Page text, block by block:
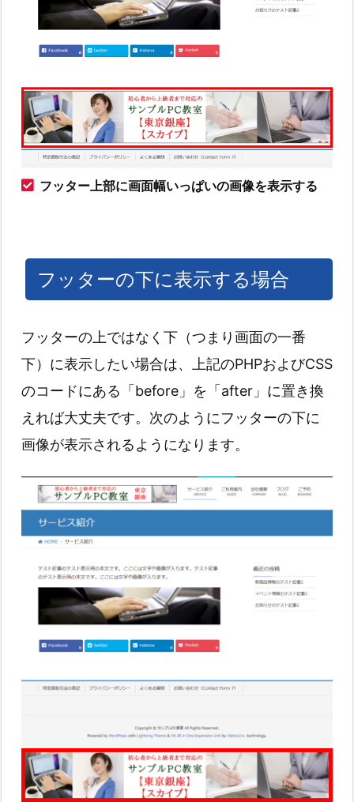
フッター上部に画面幅いっぱいの画像を表示する
フッターの下に表示する場合
フッターの上ではなく下（つまり画面の一番
下）に表示したい場合は、上記のPHPおよびCSS
のコードにある「before」を「after」に置き換
えれば大丈夫です。次のようにフッターの下に
画像が表示されるようになります。